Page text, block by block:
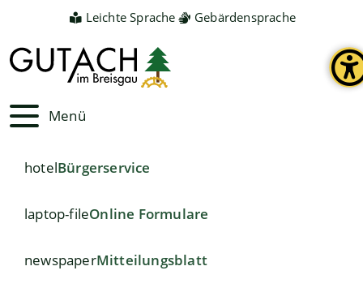
Leichte Sprache Gebärdensprache
Menü
hotelBürgerservice
laptop-fileOnline Formulare
newspaperMitteilungsblatt